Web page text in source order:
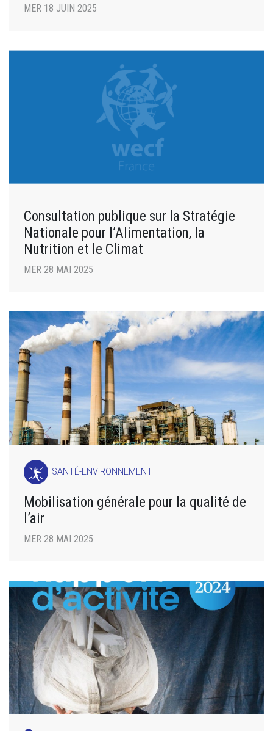
MER 18 JUIN 2025
Consultation publique sur la Stratégie
Nationale pour l’Alimentation, la
Nutrition et le Climat
MER 28 MAI 2025
SANTÉ-ENVIRONNEMENT
Mobilisation générale pour la qualité de
l’air
MER 28 MAI 2025